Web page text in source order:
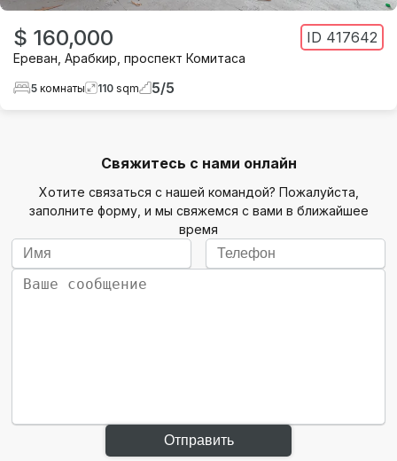
$ 160,000 ID 417642
Ереван, Арабкир, проспект Комитаса
5 комнаты 110 sqm 5/5
Свяжитесь с нами онлайн
Хотите связаться с нашей командой? Пожалуйста,
заполните форму, и мы свяжемся с вами в ближайшее
время
Отправить